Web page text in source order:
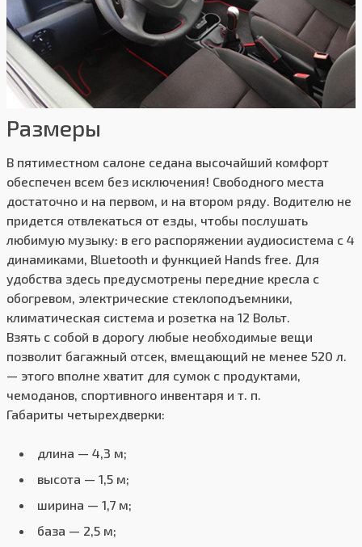
Размеры
В пятиместном салоне седана высочайший комфорт
обеспечен всем без исключения! Свободного места
достаточно и на первом, и на втором ряду. Водителю не
придется отвлекаться от езды, чтобы послушать
любимую музыку: в его распоряжении аудиосистема с 4
динамиками, Bluetooth и функцией Hands free. Для
удобства здесь предусмотрены передние кресла с
обогревом, электрические стеклоподъемники,
климатическая система и розетка на 12 Вольт.
Взять с собой в дорогу любые необходимые вещи
позволит багажный отсек, вмещающий не менее 520 л.
— этого вполне хватит для сумок с продуктами,
чемоданов, спортивного инвентаря и т. п.
Габариты четырехдверки:
длина — 4,3 м;
высота — 1,5 м;
ширина — 1,7 м;
база — 2,5 м;